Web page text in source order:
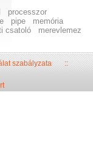
processzor
pipe
memória
csatoló
merevlemez
szabályzata::